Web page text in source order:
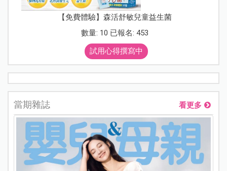
【免費體驗】森活舒敏兒童益生菌
數量: 10 已報名: 453
試用心得撰寫中
當期雜誌 看更多